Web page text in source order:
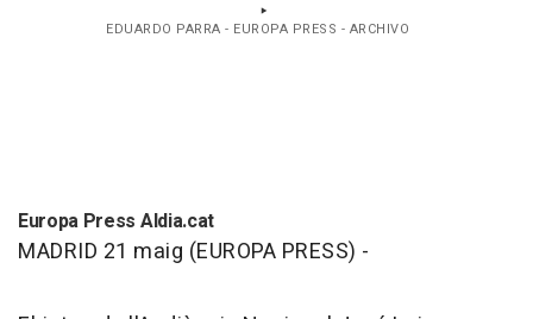
EDUARDO PARRA - EUROPA PRESS - ARCHIVO
Europa Press Aldia.cat
MADRID 21 maig (EUROPA PRESS) -